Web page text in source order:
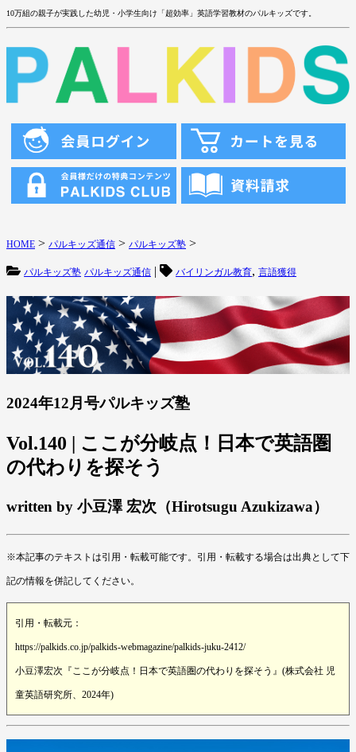
10万組の親子が実践した幼児・小学生向け「超効率」英語学習教材のパルキッズです。
HOME > パルキッズ通信 > パルキッズ塾 >
パルキッズ塾 パルキッズ通信 | バイリンガル教育, 言語獲得
2024年12月号パルキッズ塾
Vol.140 | ここが分岐点！日本で英語圏
の代わりを探そう
written by 小豆澤 宏次（Hirotsugu Azukizawa）
※本記事のテキストは引用・転載可能です。引用・転載する場合は出典として下
記の情報を併記してください。
引用・転載元：
https://palkids.co.jp/palkids-webmagazine/palkids-juku-2412/
小豆澤宏次『ここが分岐点！日本で英語圏の代わりを探そう』(株式会社 児
童英語研究所、2024年)